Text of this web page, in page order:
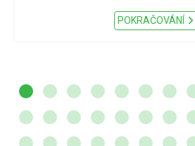
POKRAČOVÁNÍ